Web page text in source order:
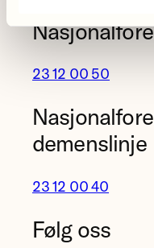
23 12 00 50
demenslinje
23 12 00 40
Følg oss